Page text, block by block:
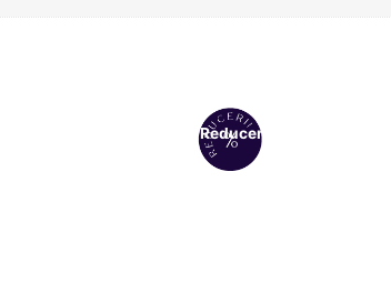
Reduceri!